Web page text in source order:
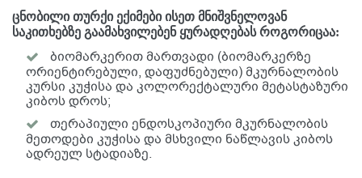
ცნობილი თურქი ექიმები ისეთ მნიშვნელოვან
საკითხებზე გაამახვილებენ ყურადღებას როგორიცაა:
ბიომარკერით მართვადი (ბიომარკერზე
ორიენტირებული, დაფუძნებული) მკურნალობის
კურსი კუჭისა და კოლორექტალური მეტასტაზური
კიბოს დროს;
თერაპიული ენდოსკოპიური მკურნალობის
მეთოდები კუჭისა და მსხვილი ნაწლავის კიბოს
ადრეულ სტადიაზე.